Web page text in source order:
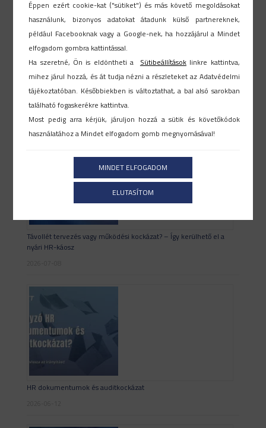
Megfelelő HR rendszer kiválasztása
Távollét tervezés vagy működési kockázat? – Így kerülhető el a
nyári HR-káosz
HR dokumentumok és auditkockázat
Éppen ezért cookie-kat ("sütiket") és más követő megoldásokat
használunk, bizonyos adatokat átadunk külső partnereknek,
például Facebooknak vagy a Google-nek, ha hozzájárul a Mindet
elfogadom gombra kattintással.
Ha szeretné, Ön is eldöntheti a Sütibeállításoklinkre kattintva,
mihez járul hozzá, és át tudja nézni a részleteket az Adatvédelmi
tájékoztatóban. Későbbiekben is változtathat, a bal alsó sarokban
található fogaskerékre kattintva.
Most pedig arra kérjük, járuljon hozzá a sütik és követőkódok
használatához a Mindet elfogadom gomb megnyomásával!
MINDET ELFOGADOM
ELUTASÍTOM